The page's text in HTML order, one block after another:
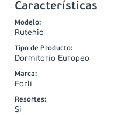
Características
Modelo:
Rutenio
Tipo de Producto:
Dormitorio Europeo
Marca:
Forli
Resortes:
Si